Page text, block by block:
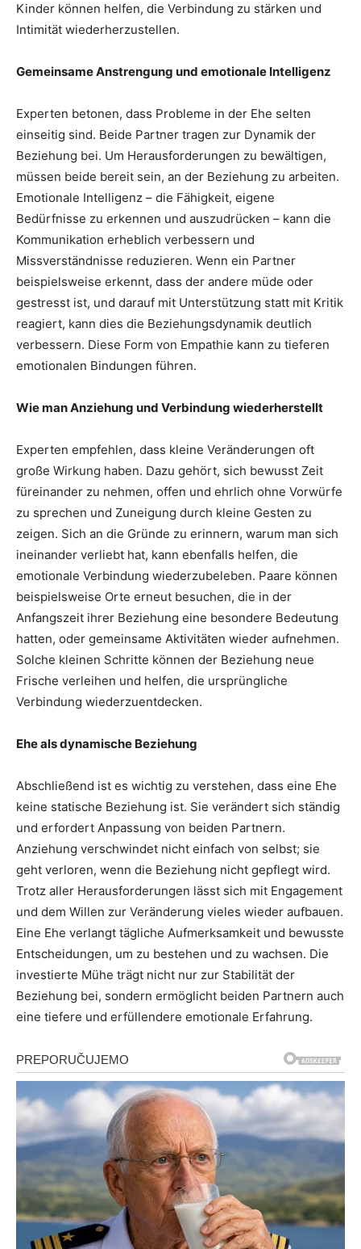
Kinder können helfen, die Verbindung zu stärken und
Intimität wiederherzustellen.
Gemeinsame Anstrengung und emotionale Intelligenz
Experten betonen, dass Probleme in der Ehe selten
einseitig sind. Beide Partner tragen zur Dynamik der
Beziehung bei. Um Herausforderungen zu bewältigen,
müssen beide bereit sein, an der Beziehung zu arbeiten.
Emotionale Intelligenz – die Fähigkeit, eigene
Bedürfnisse zu erkennen und auszudrücken – kann die
Kommunikation erheblich verbessern und
Missverständnisse reduzieren. Wenn ein Partner
beispielsweise erkennt, dass der andere müde oder
gestresst ist, und darauf mit Unterstützung statt mit Kritik
reagiert, kann dies die Beziehungsdynamik deutlich
verbessern. Diese Form von Empathie kann zu tieferen
emotionalen Bindungen führen.
Wie man Anziehung und Verbindung wiederherstellt
Experten empfehlen, dass kleine Veränderungen oft
große Wirkung haben. Dazu gehört, sich bewusst Zeit
füreinander zu nehmen, offen und ehrlich ohne Vorwürfe
zu sprechen und Zuneigung durch kleine Gesten zu
zeigen. Sich an die Gründe zu erinnern, warum man sich
ineinander verliebt hat, kann ebenfalls helfen, die
emotionale Verbindung wiederzubeleben. Paare können
beispielsweise Orte erneut besuchen, die in der
Anfangszeit ihrer Beziehung eine besondere Bedeutung
hatten, oder gemeinsame Aktivitäten wieder aufnehmen.
Solche kleinen Schritte können der Beziehung neue
Frische verleihen und helfen, die ursprüngliche
Verbindung wiederzuentdecken.
Ehe als dynamische Beziehung
Abschließend ist es wichtig zu verstehen, dass eine Ehe
keine statische Beziehung ist. Sie verändert sich ständig
und erfordert Anpassung von beiden Partnern.
Anziehung verschwindet nicht einfach von selbst; sie
geht verloren, wenn die Beziehung nicht gepflegt wird.
Trotz aller Herausforderungen lässt sich mit Engagement
und dem Willen zur Veränderung vieles wieder aufbauen.
Eine Ehe verlangt tägliche Aufmerksamkeit und bewusste
Entscheidungen, um zu bestehen und zu wachsen. Die
investierte Mühe trägt nicht nur zur Stabilität der
Beziehung bei, sondern ermöglicht beiden Partnern auch
eine tiefere und erfüllendere emotionale Erfahrung.